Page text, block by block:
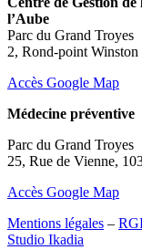
l’Aube
Parc du Grand Troyes
2, Rond-point
Accès Google Map
Médecine préventive
Parc du Grand Troyes
25, Rue de Vienne,
Accès Google Map
Mentions légales –
Studio Ikadia